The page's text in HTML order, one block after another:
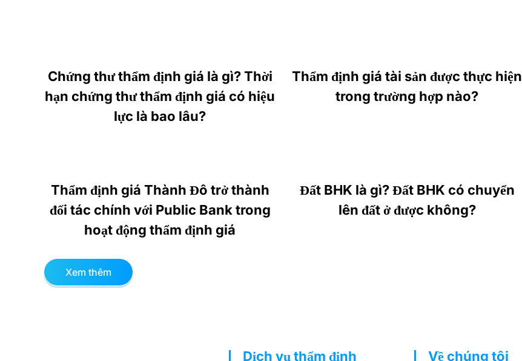
Chứng thư thẩm định giá là gì? Thời
hạn chứng thư thẩm định giá có hiệu
lực là bao lâu?
Thẩm định giá tài sản được thực hiện
trong trường hợp nào?
Thẩm định giá Thành Đô trở thành
đối tác chính với Public Bank trong
hoạt động thẩm định giá
Đất BHK là gì? Đất BHK có chuyển
lên đất ở được không?
Xem thêm
Dịch vụ thẩm định Về chúng tôi